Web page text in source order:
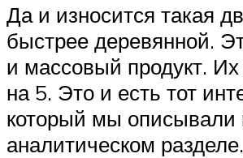
Да и износится такая
быстрее деревянной.
и массовый продукт. Их
на 5. Это и есть тот
который мы описывали
аналитическом разделе.